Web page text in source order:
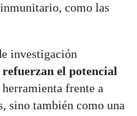
como las
investigación
refuerzan el potencial
frente a
sino también como una